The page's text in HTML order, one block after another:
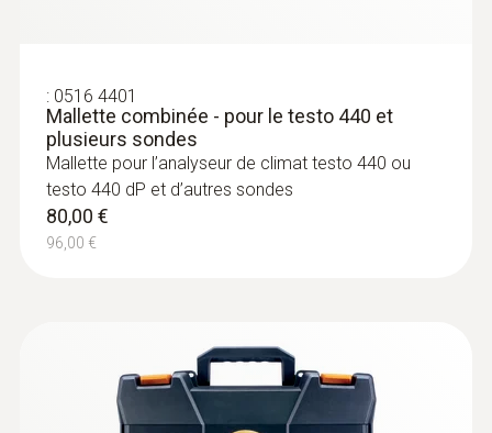
l’humidité relative de l’air et de la température
de l’air à l’intérieur, mesure de longue durée
comprise
: 0516 4401
Mallette combinée - pour le testo 440 et
plusieurs sondes
Mallette pour l’analyseur de climat testo 440 ou
testo 440 dP et d’autres sondes
80,00 €
96,00 €